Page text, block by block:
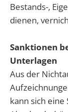
Bestands-,
dienen,
Sanktionen
Unterlagen
Aus der
kann sich eine